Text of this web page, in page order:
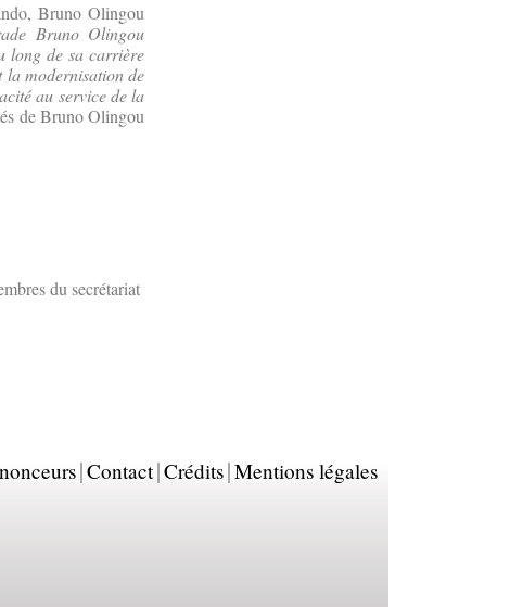
Bruno Olingou
Bruno Olingou
long de sa carrière
la modernisation de
au service de la
de Bruno Olingou
du secrétariat
Contact Crédits Mentions légales